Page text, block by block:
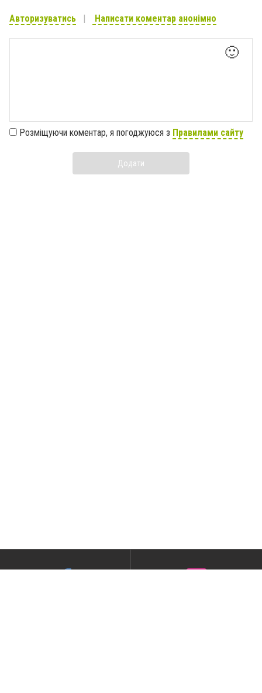
Авторизуватись Написати коментар анонімно
🙂
Розміщуючи коментар, я погоджуюся з Правилами сайту
Додати